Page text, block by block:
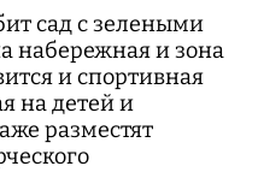
сад с зелеными
набережная и зона
и спортивная
на детей и
разместят